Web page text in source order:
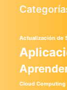
Actualización de
Cloud Computing